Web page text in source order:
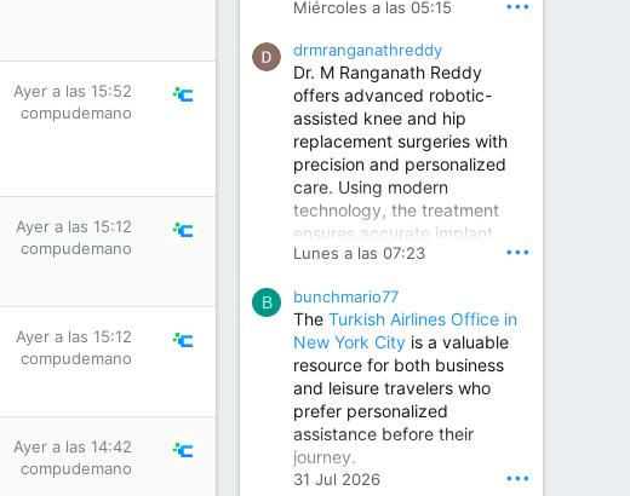
Ayer a las 15:52
compudemano
Ayer a las 15:12
compudemano
Ayer a las 15:12
compudemano
Ayer a las 14:42
compudemano
monitoring, newborn care,
illnesses, nutrition guidance,
and preventive healthcare in
a child-friendly environment.
Children Hospital in Secunderabad | Best Pediatrician in Hyderabad | Neonatologist in Medchal
Our pediatrician and
Neonatologist team at...
www.srianaghaclinic.com
Miércoles a las 05:15 •••
drmranganathreddy
Dr. M Ranganath Reddy
offers advanced robotic-
assisted knee and hip
replacement surgeries with
precision and personalized
care. Using modern
technology, the treatment
ensures accurate implant
placement, reduced pain,
improved joint function,
helping patients return to an
active and comfortable
lifestyle.
Orthopedic Surgeon in Kondapur | Best Orthopedic Doctor in Kondapur | Dr. M. Ranganath Reddy
Consult Dr. M. Ranganath
Reddy, the best...
Lunes a las 07:23 •••
B bunchmario77
The Turkish Airlines Office in
New York City is a valuable
resource for both business
and leisure travelers who
prefer personalized
assistance before their
journey.
31 Jul 2026 •••